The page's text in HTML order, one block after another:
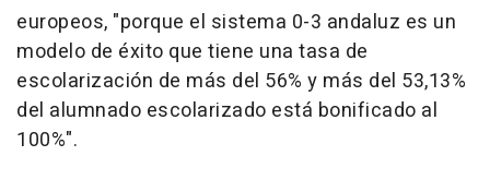
europeos, "porque el sistema 0-3 andaluz es un
modelo de éxito que tiene una tasa de
escolarización de más del 56% y más del 53,13%
del alumnado escolarizado está bonificado al
100%".